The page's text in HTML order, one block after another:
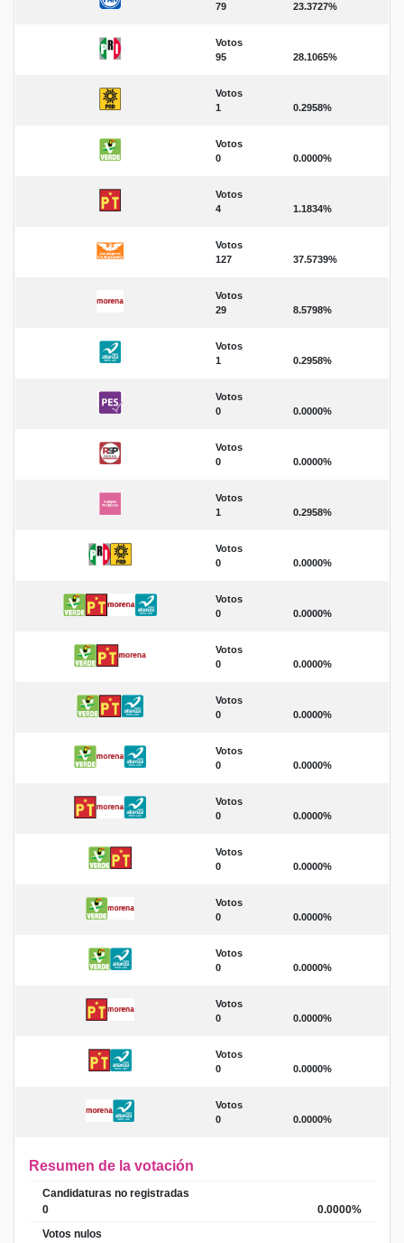
79
23.3727%
Votos
95
28.1065%
Votos
1
0.2958%
Votos
0
0.0000%
Votos
4
1.1834%
Votos
127
37.5739%
Votos
29
8.5798%
Votos
1
0.2958%
Votos
0
0.0000%
Votos
0
0.0000%
Votos
1
0.2958%
Votos
0
0.0000%
Votos
0
0.0000%
Votos
0
0.0000%
Votos
0
0.0000%
Votos
0
0.0000%
Votos
0
0.0000%
Votos
0
0.0000%
Votos
0
0.0000%
Votos
0
0.0000%
Votos
0
0.0000%
Votos
0
0.0000%
Votos
0
0.0000%
Resumen de la votación
Candidaturas no registradas
0
0.0000%
Votos nulos